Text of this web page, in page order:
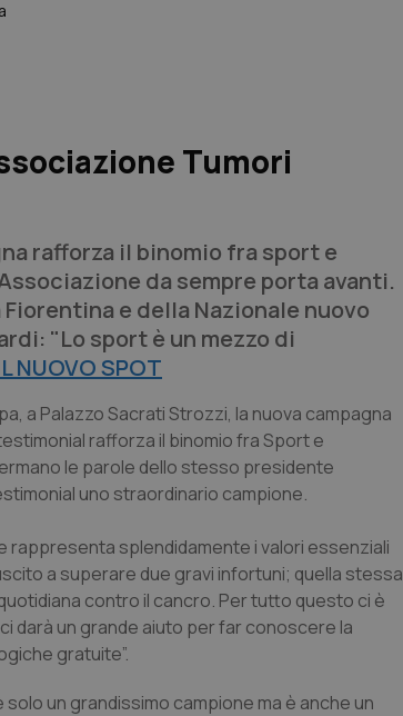
Tumori
rafforza il binomio fra sport e
da sempre porta avanti.
e della Nazionale nuovo
"Lo sport è un mezzo di
NUOVO SPOT
a Palazzo Sacrati Strozzi, la nuova campagna
rafforza il binomio fra Sport e
le parole dello stesso presidente
uno straordinario campione.
splendidamente i valori essenziali
a superare due gravi infortuni; quella stessa
contro il cancro. Per tutto questo ci è
darà un grande aiuto per far conoscere la
gratuite”.
un grandissimo campione ma è anche un